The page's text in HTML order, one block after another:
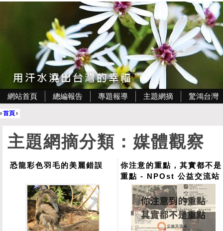
網站首頁 總編報告 專題報導 主題網摘 驚鴻台灣
›首頁›
主題網摘分類：媒體觀察
恐龍彩色羽毛的美麗錯誤
你注意的重點，其實都不是
重點 - NPOst 公益交流站